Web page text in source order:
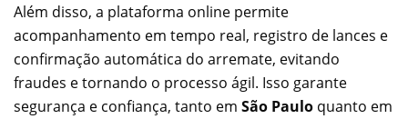
Além disso, a plataforma online permite
acompanhamento em tempo real, registro de lances e
confirmação automática do arremate, evitando
fraudes e tornando o processo ágil. Isso garante
segurança e confiança, tanto em São Paulo quanto em